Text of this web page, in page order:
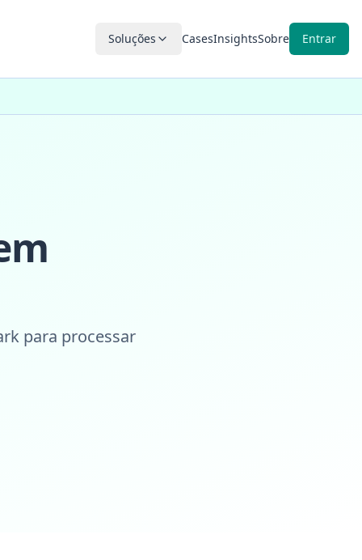
Soluções CasesInsightsSobre Entrar
para processar